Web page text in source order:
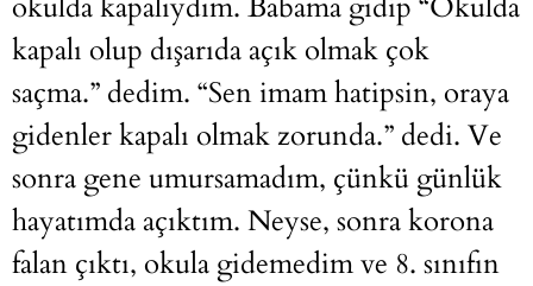
okulda kapalıydım. Babama gidip “Okulda
kapalı olup dışarıda açık olmak çok
saçma.” dedim. “Sen imam hatipsin, oraya
gidenler kapalı olmak zorunda.” dedi. Ve
sonra gene umursamadım, çünkü günlük
hayatımda açıktım. Neyse, sonra korona
falan çıktı, okula gidemedim ve 8. sınıfın